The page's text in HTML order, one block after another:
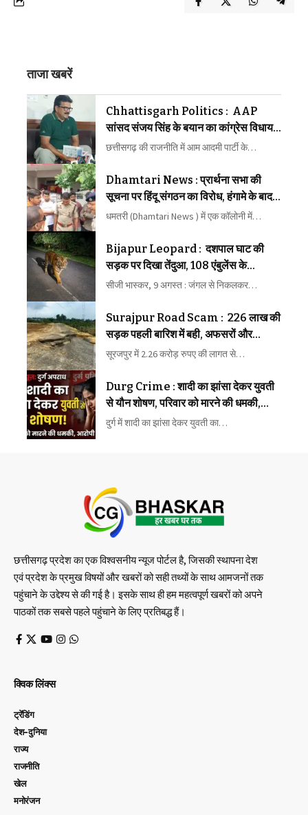
ताजा खबरें
Chhattisgarh Politics : AAP
सांसद संजय सिंह के बयान का कांग्रेस विधायक
ने किया समर्थन
छत्तीसगढ़ की राजनीति में आम आदमी पार्टी के…
Dhamtari News : प्रार्थना सभा की
सूचना पर हिंदू संगठन का विरोध, हंगामे के बाद
पहुंची पुलिस
धमतरी (Dhamtari News ) में एक कॉलोनी में…
Bijapur Leopard : दशपाल घाट की
सड़क पर दिखा तेंदुआ, 108 एंबुलेंस के
पायलट-ईएमटी ने कैमरे में किया कैद
सीजी भास्कर, 9 अगस्त : जंगल से निकलकर…
Surajpur Road Scam : 226 लाख की
सड़क पहली बारिश में बही, अफसरों और
ठेकेदार पर गंभीर आरोप
सूरजपुर में 2.26 करोड़ रुपए की लागत से…
Durg Crime : शादी का झांसा देकर युवती
से यौन शोषण, परिवार को मारने की धमकी,
आरोपी पर FIR
दुर्ग में शादी का झांसा देकर युवती का…
छत्तीसगढ़ प्रदेश का एक विश्वसनीय न्यूज पोर्टल है, जिसकी स्थापना देश
एवं प्रदेश के प्रमुख विषयों और खबरों को सही तथ्यों के साथ आमजनों तक
पहुंचाने के उद्देश्य से की गई है। इसके साथ ही हम महत्वपूर्ण खबरों को अपने
पाठकों तक सबसे पहले पहुंचाने के लिए प्रतिबद्ध हैं।
क्विक लिंक्स
ट्रेंडिंग
देश-दुनिया
राज्य
राजनीति
खेल
मनोरंजन